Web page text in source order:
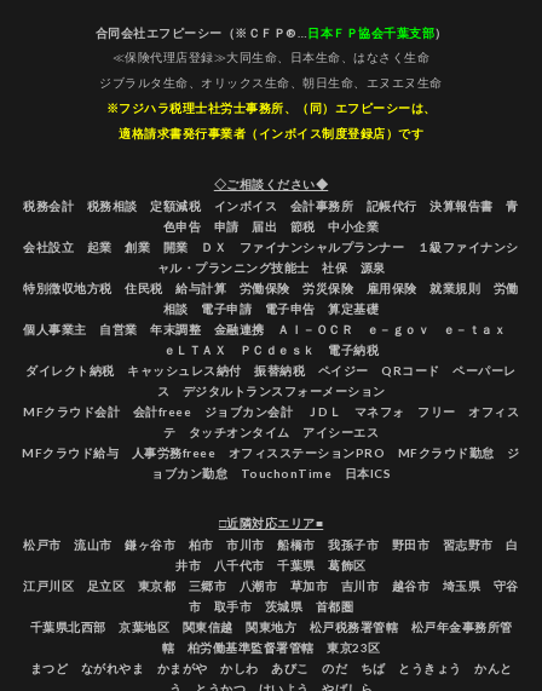
合同会社エフピーシー（※ＣＦＰ®… 日本ＦＰ協会千葉支部）
≪保険代理店登録≫大同生命、日本生命、はなさく生命
ジブラルタ生命、オリックス生命、朝日生命、エヌエヌ生命
※フジハラ税理士社労士事務所、（同）エフピーシーは、
適格請求書発行事業者（インボイス制度登録店）です
◇ご相談ください◆
税務会計 税務相談 定額減税 インボイス 会計事務所 記帳代行 決算報告書 青
色申告 申請 届出 節税 中小企業
会社設立 起業 創業 開業 ＤＸ ファイナンシャルプランナー １級ファイナンシ
ャル・プランニング技能士 社保 源泉
特別徴収地方税 住民税 給与計算 労働保険 労災保険 雇用保険 就業規則 労働
相談 電子申請 電子申告 算定基礎
個人事業主 自営業 年末調整 金融連携 ＡＩ－ＯＣＲ ｅ－ｇｏｖ ｅ－ｔａｘ
ｅＬＴＡＸ ＰＣｄｅｓｋ 電子納税
ダイレクト納税 キャッシュレス納付 振替納税 ペイジー QRコード ペーパーレ
ス デジタルトランスフォーメーション
MFクラウド会計 会計freee ジョブカン会計 ＪDＬ マネフォ フリー オフィス
テ タッチオンタイム アイシーエス
MFクラウド給与 人事労務freee オフィスステーションPRO MFクラウド勤怠 ジ
ョブカン勤怠 TouchonTime 日本ICS
□近隣対応エリア■
松戸市 流山市 鎌ヶ谷市 柏市 市川市 船橋市 我孫子市 野田市 習志野市 白
井市 八千代市 千葉県 葛飾区
江戸川区 足立区 東京都 三郷市 八潮市 草加市 吉川市 越谷市 埼玉県 守谷
市 取手市 茨城県 首都圏
千葉県北西部 京葉地区 関東信越 関東地方 松戸税務署管轄 松戸年金事務所管
轄 柏労働基準監督署管轄 東京23区
まつど ながれやま かまがや かしわ あびこ のだ ちば とうきょう かんと
う とうかつ けいよう やばしら